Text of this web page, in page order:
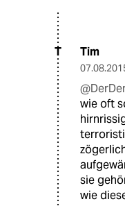
T Tim
wie oft
sie
wie